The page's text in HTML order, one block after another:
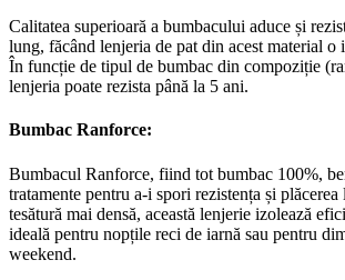
Calitatea superioară a bumbacului aduce și
lung, făcând lenjeria de pat din acest material o
În funcție de tipul de bumbac din compoziție
lenjeria poate rezista până la 5 ani.
Bumbac Ranforce:
Bumbacul Ranforce, fiind tot bumbac 100%,
tratamente pentru a-i spori rezistența și
tesătură mai densă, această lenjerie izolează
ideală pentru nopțile reci de iarnă sau pentru
weekend.